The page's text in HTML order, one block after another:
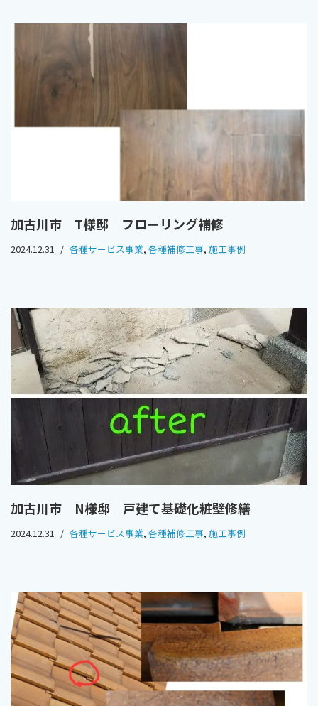
加古川市 T様邸 フローリング補修
2024.12.31 各種サービス事業, 各種補修工事, 施工事例
加古川市 N様邸 戸建て基礎化粧壁修繕
2024.12.31 各種サービス事業, 各種補修工事, 施工事例